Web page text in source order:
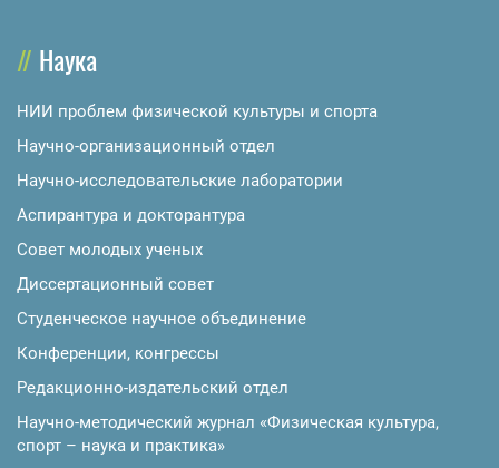
Наука
НИИ проблем физической культуры и спорта
Научно-организационный отдел
Научно-исследовательские лаборатории
Аспирантура и докторантура
Совет молодых ученых
Диссертационный совет
Студенческое научное объединение
Конференции, конгрессы
Редакционно-издательский отдел
Научно-методический журнал «Физическая культура,
спорт – наука и практика»